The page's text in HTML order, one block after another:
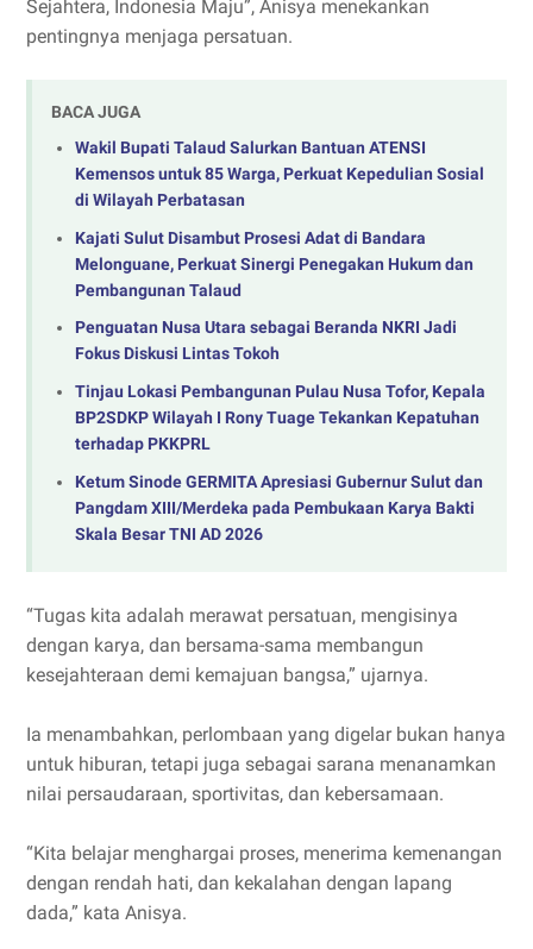
Sejahtera, Indonesia Maju”, Anisya menekankan
pentingnya menjaga persatuan.
BACA JUGA
Wakil Bupati Talaud Salurkan Bantuan ATENSI
Kemensos untuk 85 Warga, Perkuat Kepedulian Sosial
di Wilayah Perbatasan
Kajati Sulut Disambut Prosesi Adat di Bandara
Melonguane, Perkuat Sinergi Penegakan Hukum dan
Pembangunan Talaud
Penguatan Nusa Utara sebagai Beranda NKRI Jadi
Fokus Diskusi Lintas Tokoh
Tinjau Lokasi Pembangunan Pulau Nusa Tofor, Kepala
BP2SDKP Wilayah I Rony Tuage Tekankan Kepatuhan
terhadap PKKPRL
Ketum Sinode GERMITA Apresiasi Gubernur Sulut dan
Pangdam XIII/Merdeka pada Pembukaan Karya Bakti
Skala Besar TNI AD 2026
“Tugas kita adalah merawat persatuan, mengisinya
dengan karya, dan bersama-sama membangun
kesejahteraan demi kemajuan bangsa,” ujarnya.
Ia menambahkan, perlombaan yang digelar bukan hanya
untuk hiburan, tetapi juga sebagai sarana menanamkan
nilai persaudaraan, sportivitas, dan kebersamaan.
“Kita belajar menghargai proses, menerima kemenangan
dengan rendah hati, dan kekalahan dengan lapang
dada,” kata Anisya.